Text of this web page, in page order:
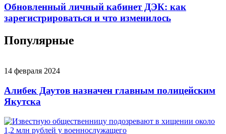
Обновленный личный кабинет ДЭК: как
зарегистрироваться и что изменилось
Популярные
14 февраля 2024
Алибек Даутов назначен главным полицейским
Якутска